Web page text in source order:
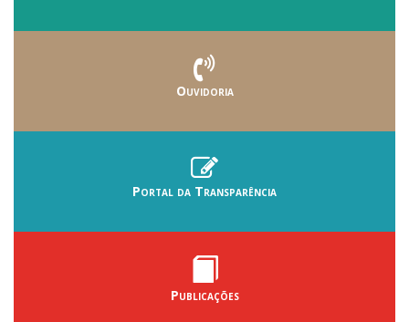
Ouvidoria
Portal da Transparência
Publicações